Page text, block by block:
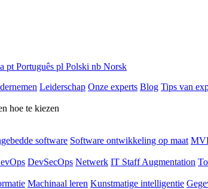
pt Português pl Polski nb Norsk
Leiderschap Onze experts Blog Tips van
hoe te kiezen
software Software ontwikkeling op maat
DevSecOps Netwerk IT Staff Augmentation
Machinaal leren Kunstmatige intelligentie